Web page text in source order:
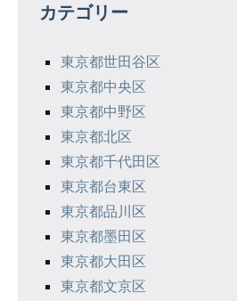
ー
カテゴリー
東京都世田谷区
東京都中央区
東京都中野区
東京都北区
東京都千代田区
東京都台東区
東京都品川区
東京都墨田区
東京都大田区
東京都文京区